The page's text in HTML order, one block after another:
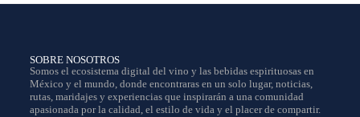
SOBRE NOSOTROS
Somos el ecosistema digital del vino y las bebidas espirituosas en
México y el mundo, donde encontraras en un solo lugar, noticias,
rutas, maridajes y experiencias que inspirarán a una comunidad
apasionada por la calidad, el estilo de vida y el placer de compartir.